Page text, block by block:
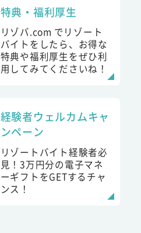
特典・福利厚生
リゾバ.com でリゾート
バイトをしたら、お得な
特典や福利厚生をぜひ利
用してみてくださいね！
経験者ウェルカムキャ
ンペーン
リゾートバイト経験者必
見！3万円分の電子マネ
ーギフトをGETするチャ
ンス！